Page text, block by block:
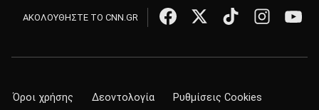
ΑΚΟΛΟΥΘΗΣΤΕ ΤΟ CNN.GR
Όροι χρήσης Δεοντολογία Ρυθμίσεις Cookies